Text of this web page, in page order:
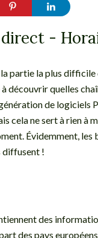
direct -
partie la plus difficile
découvrir quelles
de logiciels
cela ne sert à rien à
Évidemment,
diffusent !
des
des pays